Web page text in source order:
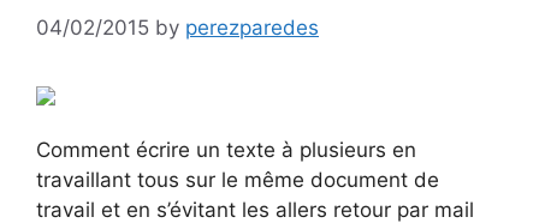
04/02/2015 by perezparedes
Comment écrire un texte à plusieurs en
travaillant tous sur le même document de
travail et en s’évitant les allers retour par mail